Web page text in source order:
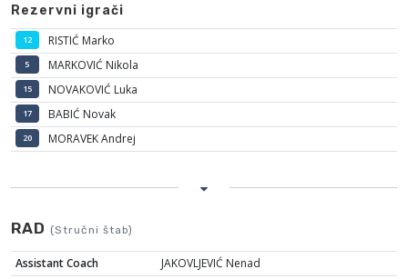
Rezervni igrači
12 RISTIĆ Marko
5 MARKOVIĆ Nikola
15 NOVAKOVIĆ Luka
17 BABIĆ Novak
20 MORAVEK Andrej
RAD (Stručni štab)
Assistant Coach
JAKOVLJEVIĆ Nenad